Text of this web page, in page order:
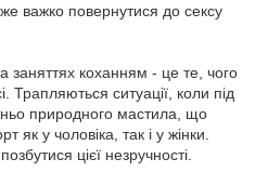
важко повернутися до сексу
заняттях коханням - це те, чого
Трапляються ситуації, коли під
природного мастила, що
у чоловіка, так і у жінки.
цієї незручності.